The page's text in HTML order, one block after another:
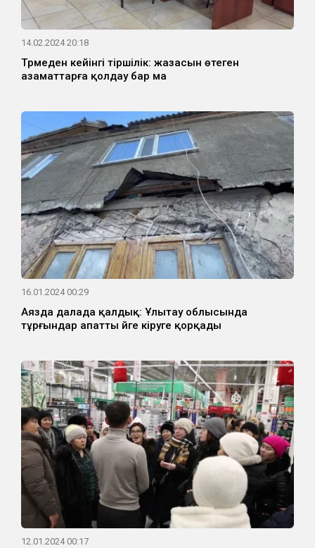
14.02.2024 20:18
Түрмеден кейінгі тіршілік: жазасын өтеген
азаматтарға қолдау бар ма
16.01.2024 00:29
Аязда далада қалдық: Ұлытау облысында
тұрғындар апатты үйге кіруге қорқады
12.01.2024 00:17